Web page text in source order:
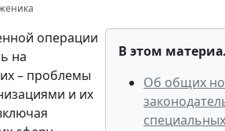
В этом
Об общих
специальных
операции
на
– проблемы
и их